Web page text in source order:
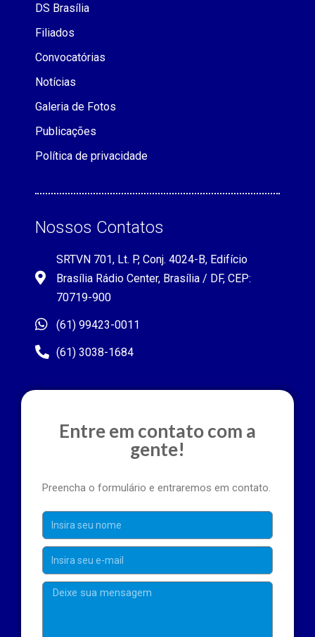
DS Brasília
Filiados
Convocatórias
Notícias
Galeria de Fotos
Publicações
Política de privacidade
Nossos Contatos
SRTVN 701, Lt. P, Conj. 4024-B, Edifício
Brasília Rádio Center, Brasília / DF, CEP:
70719-900
(61) 99423-0011
(61) 3038-1684
Entre em contato com a
gente!
Preencha o formulário e entraremos em contato.